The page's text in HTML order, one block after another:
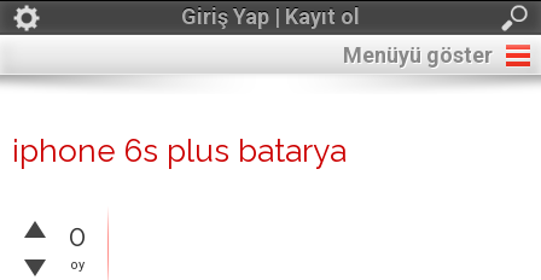
Giriş Yap | Kayıt ol
Menüyü göster
iphone 6s plus batarya
0
oy